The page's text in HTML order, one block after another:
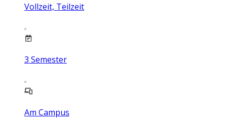
Vollzeit, Teilzeit
3 Semester
Am Campus